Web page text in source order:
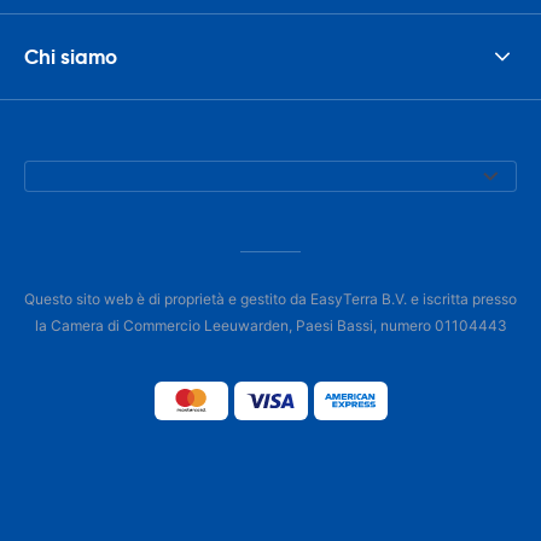
Chi siamo
Questo sito web è di proprietà e gestito da EasyTerra B.V. e iscritta presso
la Camera di Commercio Leeuwarden, Paesi Bassi, numero 01104443